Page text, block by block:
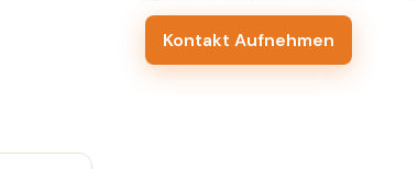
Kontakt Aufnehmen